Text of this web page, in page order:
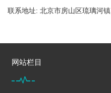
联系地址: 北京市房山区琉璃河镇
网站栏目